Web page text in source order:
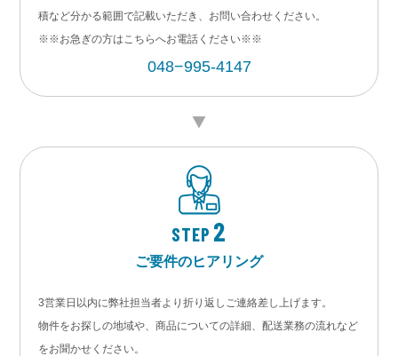
積など分かる範囲で記載いただき、お問い合わせください。
※※お急ぎの方はこちらへお電話ください※※
048−995-4147
STEP 2
ご要件のヒアリング
3営業日以内に弊社担当者より折り返しご連絡差し上げます。
物件をお探しの地域や、商品についての詳細、配送業務の流れなど
をお聞かせください。